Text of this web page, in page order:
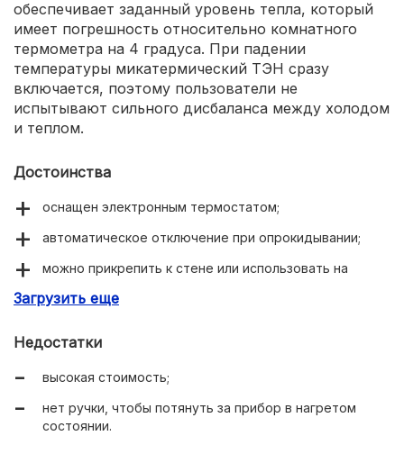
обеспечивает заданный уровень тепла, который
имеет погрешность относительно комнатного
термометра на 4 градуса. При падении
температуры микатермический ТЭН сразу
включается, поэтому пользователи не
испытывают сильного дисбаланса между холодом
и теплом.
Достоинства
оснащен электронным термостатом;
автоматическое отключение при опрокидывании;
можно прикрепить к стене или использовать на
Загрузить еще
Недостатки
высокая стоимость;
нет ручки, чтобы потянуть за прибор в нагретом
состоянии.